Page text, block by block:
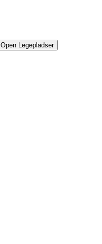
Open Legepladser